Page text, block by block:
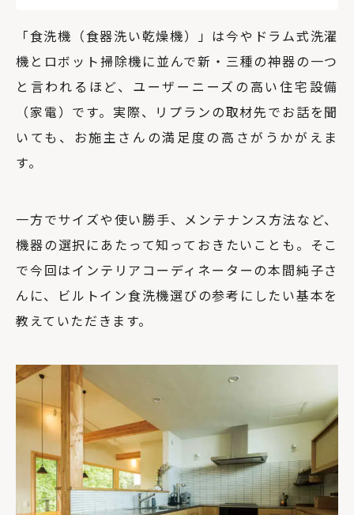
「食洗機（食器洗い乾燥機）」は今やドラム式洗濯
機とロボット掃除機に並んで新・三種の神器の一つ
と言われるほど、ユーザーニーズの高い住宅設備
（家電）です。実際、リプランの取材先でお話を聞
いても、お施主さんの満足度の高さがうかがえま
す。
一方でサイズや使い勝手、メンテナンス方法など、
機器の選択にあたって知っておきたいことも。そこ
で今回はインテリアコーディネーターの本間純子さ
んに、ビルトイン食洗機選びの参考にしたい基本を
教えていただきます。